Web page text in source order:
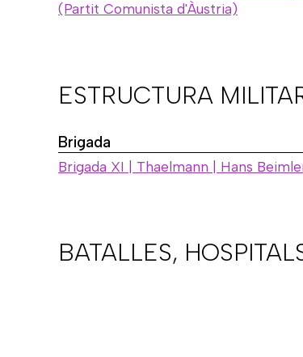
(Partit Comunista d'Àustria)
ESTRUCTURA
Brigada
Brigada XI | Thaelmann | Hans
BATALLES,